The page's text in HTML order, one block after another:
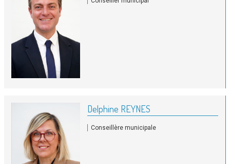
Delphine REYNES
Conseillère municipale